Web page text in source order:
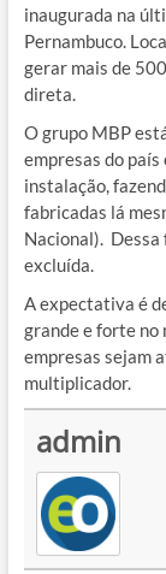
inaugurada na
Pernambuco.
gerar mais de
direta.
O grupo MBP
empresas do
instalação,
fabricadas lá
Nacional). Dessa
excluída.
A expectativa é
grande e forte no
empresas sejam
multiplicador.
admin